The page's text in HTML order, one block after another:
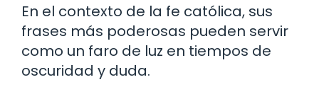
En el contexto de la fe católica, sus
frases más poderosas pueden servir
como un faro de luz en tiempos de
oscuridad y duda.